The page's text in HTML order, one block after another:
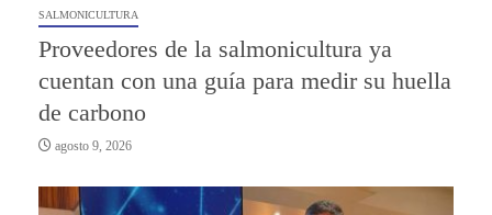
SALMONICULTURA
Proveedores de la salmonicultura ya
cuentan con una guía para medir su huella
de carbono
agosto 9, 2026